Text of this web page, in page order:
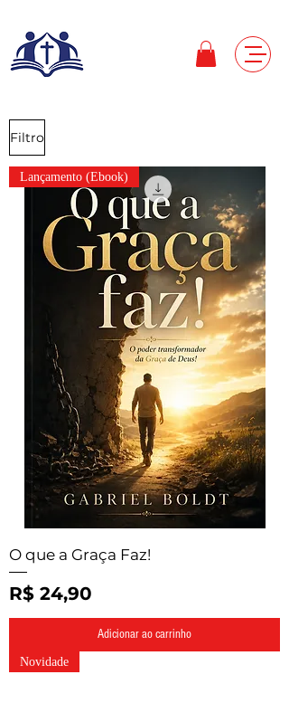
Filtro
Lançamento (Ebook)
O que a Graça Faz!
Preço
R$ 24,90
Adicionar ao carrinho
Novidade